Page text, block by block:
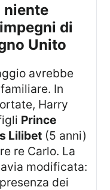
di
Unito
In
Harry
Prince
Lilibet (5 anni)
re Carlo. La
modificata:
dei